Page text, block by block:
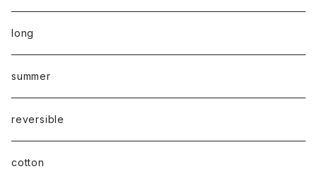
long
summer
reversible
cotton